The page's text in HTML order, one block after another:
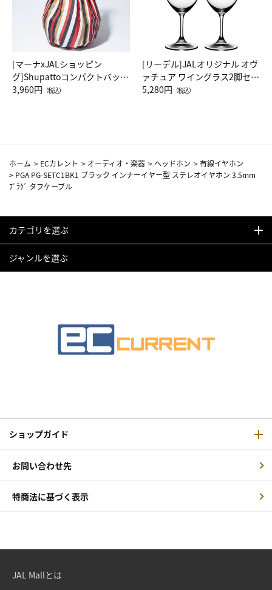
[マーナxJALショッピン
グ]Shupattoコンパクトバッグ
Drop JAL客室乗務員（LC）ス
3,960円 （税込）
[リーデル]JALオリジナル オヴ
ァチュア ワイングラス2脚セッ
ト（レッドワイン）
5,280円 （税込）
ホーム > ECカレント > オーディオ・楽器 > ヘッドホン >有線イヤホン
> PGA PG-SETC1BK1 ブラック インナーイヤー型 ステレオイヤホン 3.5mm
ﾌﾟﾗｸﾞ タフケーブル
カテゴリを選ぶ
ジャンルを選ぶ
ショップガイド
お問い合わせ先
特商法に基づく表示
JAL Mallとは